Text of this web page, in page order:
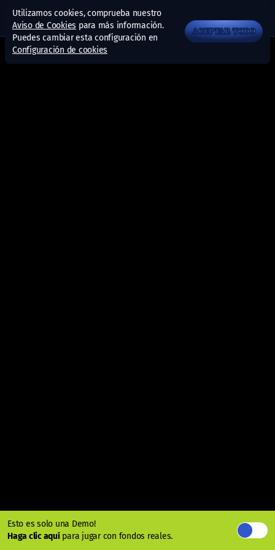
Esto es solo una Demo!
Haga clic aquípara jugar con fondos reales.
Utilizamos cookies, comprueba nuestro
Aviso de Cookies para más información.
Puedes cambiar esta configuración en
Configuración de cookies
ACEPTAR TODO